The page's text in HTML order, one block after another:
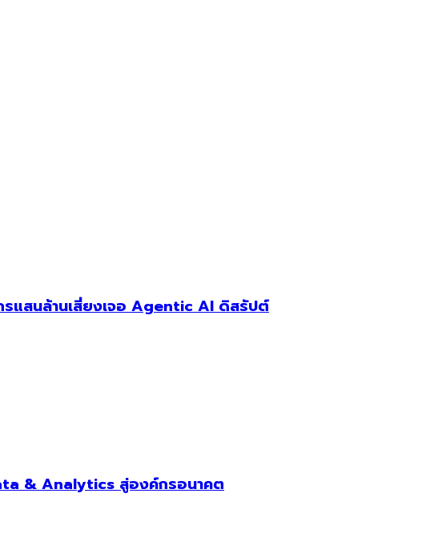
สนล้านเสี่ยงเจอ Agentic AI ดิสรัปต์
& Analytics สู่องค์กรอนาคต